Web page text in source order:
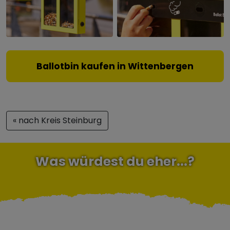
Ballotbin kaufen in Wittenbergen
« nach Kreis Steinburg
Was würdest du eher...?